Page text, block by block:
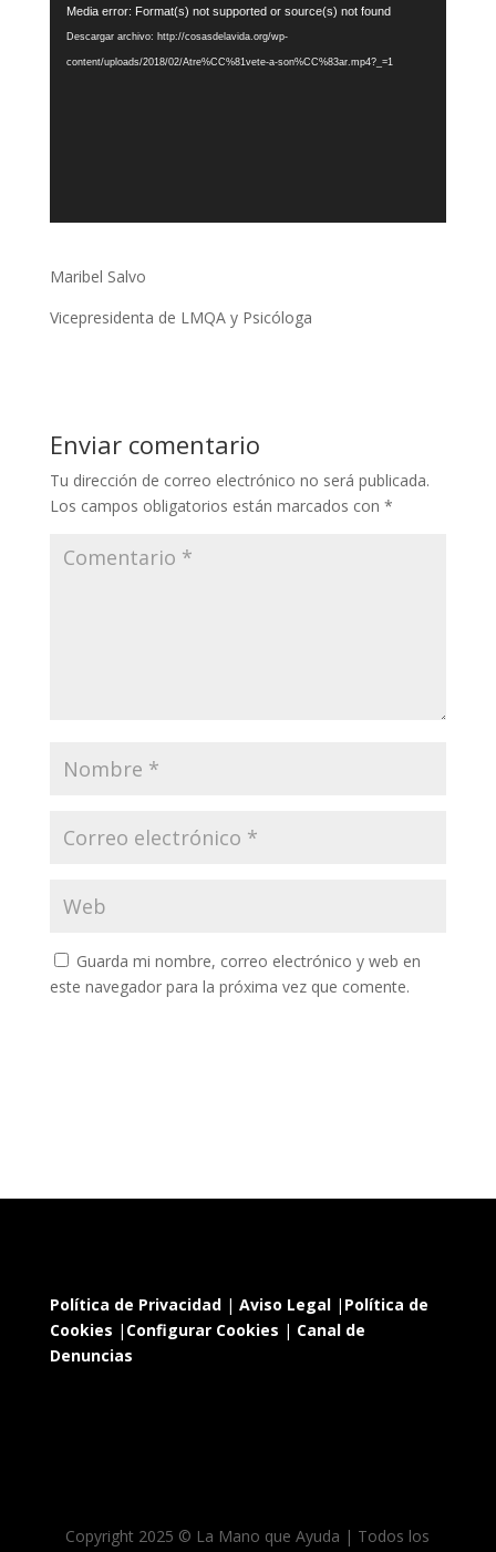
Reproductor
de
vídeo
Media error: Format(s) not supported or source(s) not found
Descargar archivo: http://cosasdelavida.org/wp-
content/uploads/2018/02/Atre%CC%81vete-a-son%CC%83ar.mp4?_=1
Maribel Salvo
Vicepresidenta de LMQA y Psicóloga
Enviar comentario
Tu dirección de correo electrónico no será publicada.
Los campos obligatorios están marcados con *
Guarda mi nombre, correo electrónico y web en
este navegador para la próxima vez que comente.
Política de Privacidad| Aviso Legal| Política de
Cookies | Configurar Cookies | Canal de
Denuncias
Copyright 2025 © La Mano que Ayuda | Todos los